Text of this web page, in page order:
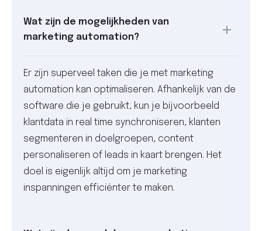
Wat zijn de mogelijkheden van
marketing automation?
Er zijn superveel taken die je met marketing
automation kan optimaliseren. Afhankelijk van de
software die je gebruikt, kun je bijvoorbeeld
klantdata in real time synchroniseren, klanten
segmenteren in doelgroepen, content
personaliseren of leads in kaart brengen. Het
doel is eigenlijk altijd om je marketing
inspanningen efficiënter te maken.